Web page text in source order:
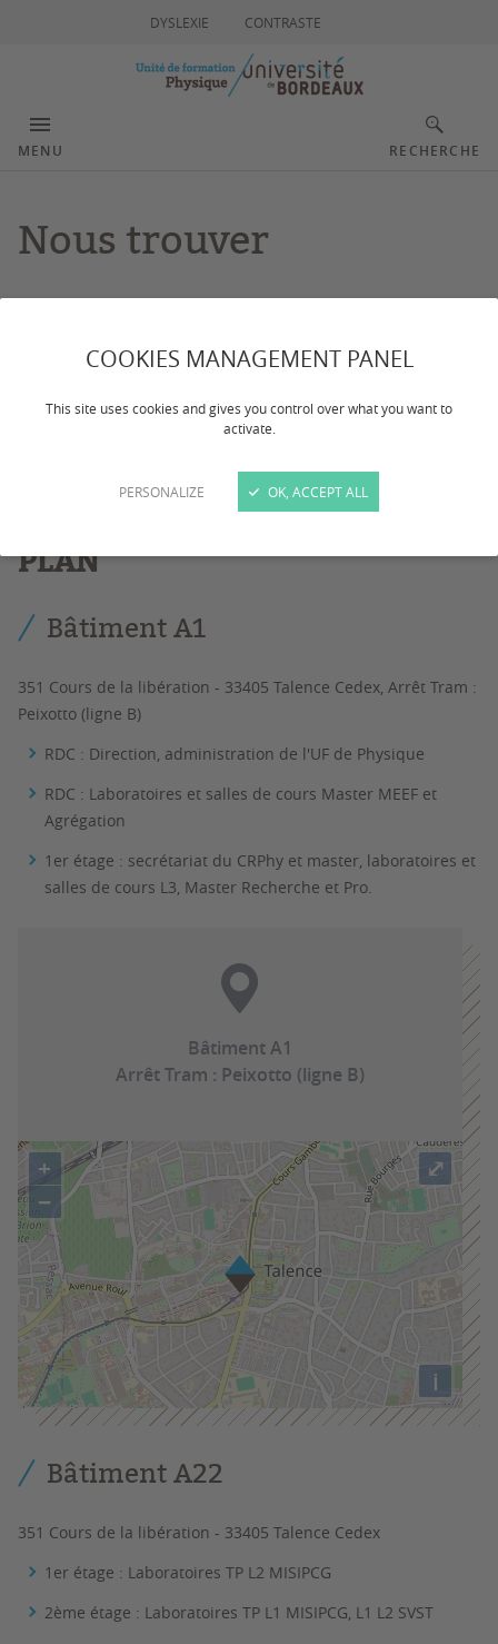
COOKIES MANAGEMENT PANEL
This site uses cookies and gives you control over what you want to
activate.
PERSONALIZE OK, ACCEPT ALL
DYSLEXIE CONTRASTE
MENU RECHERCHE
Nous trouver
PLAN
Bâtiment A1
351 Cours de la libération - 33405 Talence Cedex, Arrêt Tram :
Peixotto (ligne B)
RDC : Direction, administration de l'UF de Physique
RDC : Laboratoires et salles de cours Master MEEF et
Agrégation
1er étage : secrétariat du CRPhy et master, laboratoires et
salles de cours L3, Master Recherche et Pro.
Bâtiment A1
Arrêt Tram : Peixotto (ligne B)
+
−
i
⤢
Bâtiment A22
351 Cours de la libération - 33405 Talence Cedex
1er étage : Laboratoires TP L2 MISIPCG
2ème étage : Laboratoires TP L1 MISIPCG, L1 L2 SVST